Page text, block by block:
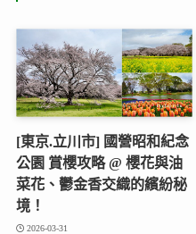
[東京.立川市] 國營昭和紀念
公園 賞櫻攻略 @ 櫻花與油
菜花、鬱金香交織的繽紛秘
境！
2026-03-31